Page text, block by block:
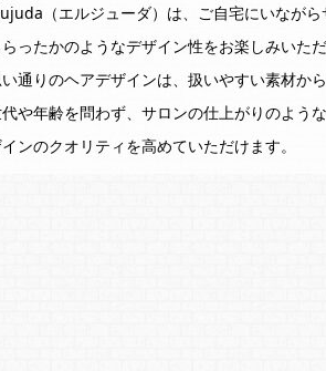
（エルジューダ）は、ご自宅にいなが
らったかのようなデザイン性をお楽しみいただ
通りのヘアデザインは、扱いやすい素材から
や年齢を問わず、サロンの仕上がりのよう
ンのクオリティを高めていただけます。